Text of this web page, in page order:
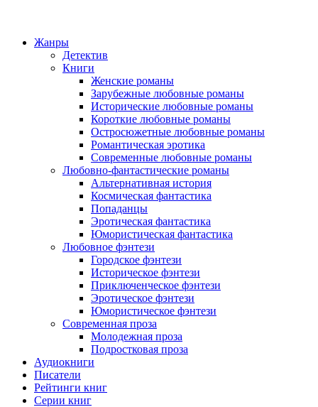
Жанры
Детектив
Книги
Женские романы
Зарубежные любовные романы
Исторические любовные романы
Короткие любовные романы
Остросюжетные любовные романы
Романтическая эротика
Современные любовные романы
Любовно-фантастические романы
Альтернативная история
Космическая фантастика
Попаданцы
Эротическая фантастика
Юмористическая фантастика
Любовное фэнтези
Городское фэнтези
Историческое фэнтези
Приключенческое фэнтези
Эротическое фэнтези
Юмористическое фэнтези
Современная проза
Молодежная проза
Подростковая проза
Аудиокниги
Писатели
Рейтинги книг
Серии книг